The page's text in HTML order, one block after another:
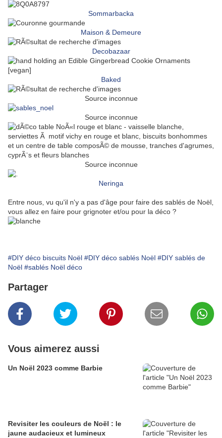
Sommarbacka
Maison & Demeure
Decobazaar
Baked
Source inconnue
Source inconnue
Source inconnue
Neringa
Entre nous, vu qu'il n'y a pas d'âge pour faire des sablés de Noël,
vous allez en faire pour grignoter et/ou pour la déco ?
#DIY déco biscuits Noël #DIY déco sablés Noël #DIY sablés de
Noël #sablés Noël déco
Partager
Vous aimerez aussi
Un Noël 2023 comme Barbie
Revisiter les couleurs de Noël : le
jaune audacieux et lumineux